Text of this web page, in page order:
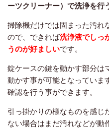
ーツクリーナー）で洗浄を行
掃除機だけでは固まった汚れ
ので、できれば洗浄液でしっ
うのが好ましいです。
錠ケースの鍵を動かす部分は
動かす事が可能となっていま
確認を行う事ができます。
引っ掛かりの様なものを感じ
ない場合はまだ汚れなどが動